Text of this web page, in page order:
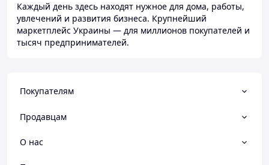
Каждый день здесь находят нужное для дома, работы,
увлечений и развития бизнеса. Крупнейший
маркетплейс Украины — для миллионов покупателей и
тысяч предпринимателей.
Покупателям
Продавцам
О нас